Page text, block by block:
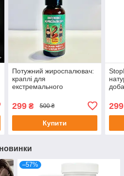
Потужний жироспалювач:
краплі для
екстремального
зміїного яду та перцю пірі-
пірі, 30 мл
299₴ 500 ₴
Купити
капс
299
–57%